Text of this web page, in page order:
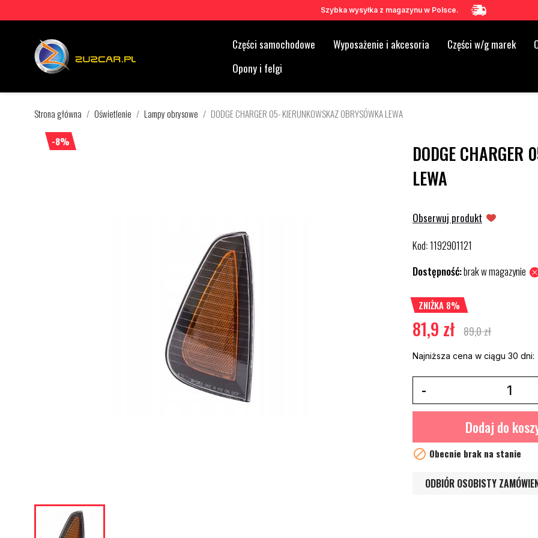
Szybka wysyłka z magazynu w Polsce.
Części samochodowe Wyposażenie i akcesoria Części w/g marek
Opony i felgi
Strona główna Oświetlenie Lampy obrysowe DODGE CHARGER 05- KIERUNKOWSKAZ OBRYSÓWKA LEWA
-8%
DODGE CHARGER
LEWA
Obserwuj produkt
Kod:1192901121
Dostępność:brak w magazynie
ZNIŻKA 8%
81,9 zł 89,0 zł
Najniższa cena w ciągu 30 dni:
Dodaj do
 Obecnie brak na stanie
ODBIÓR OSOBISTY